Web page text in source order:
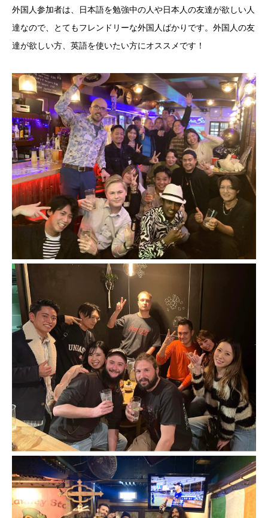
外国人参加者は、日本語を勉強中の人や日本人の友達が欲しい人
達なので、とてもフレンドリーな外国人ばかりです。外国人の友
達が欲しい方、英語を使いたい方にオススメです！